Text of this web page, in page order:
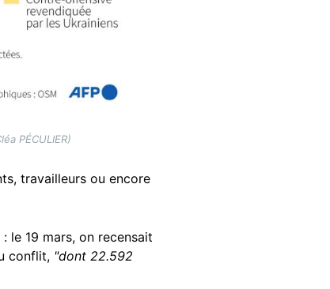
PÉCULIER)
travailleurs ou encore
le 19 mars, on recensait
conflit, "dont 22.592